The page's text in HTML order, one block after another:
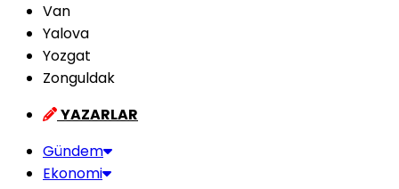
Van
Yalova
Yozgat
Zonguldak
YAZARLAR
Gündem
Ekonomi